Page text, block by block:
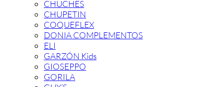
CHUCHES
CHUPETIN
COQUEFLEX
DONIA COMPLEMENTOS
ELI
GARZÓN Kids
GIOSEPPO
GORILA